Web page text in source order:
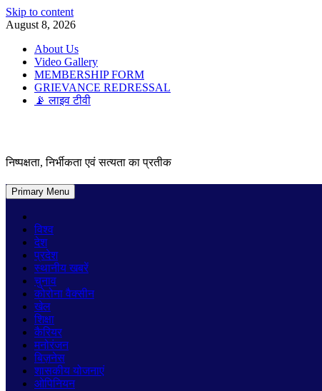
Skip to content
August 8, 2026
About Us
Video Gallery
MEMBERSHIP FORM
GRIEVANCE REDRESSAL
📡 लाइव टीवी
निष्पक्षता, निर्भीकता एवं सत्यता का प्रतीक
Primary Menu
विश्व
देश
प्रदेश
स्थानीय खबरें
चुनाव
कोरोना वैक्सीन
खेल
शिक्षा
कैरियर
मनोरंजन
बिज़नेस
शासकीय योजनाएं
ओपिनियन